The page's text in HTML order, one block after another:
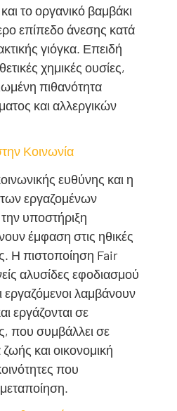
το οργανικό βαμβάκι
επίπεδο άνεσης κατά
γιόγκα. Επειδή
χημικές ουσίες,
πιθανότητα
και αλλεργικών
Κοινωνία
ευθύνης και η
των εργαζομένων
υποστήριξη
έμφαση στις ηθικές
Η πιστοποίηση Fair
αλυσίδες εφοδιασμού
εργαζόμενοι λαμβάνουν
εργάζονται σε
που συμβάλλει σε
και οικονομική
που